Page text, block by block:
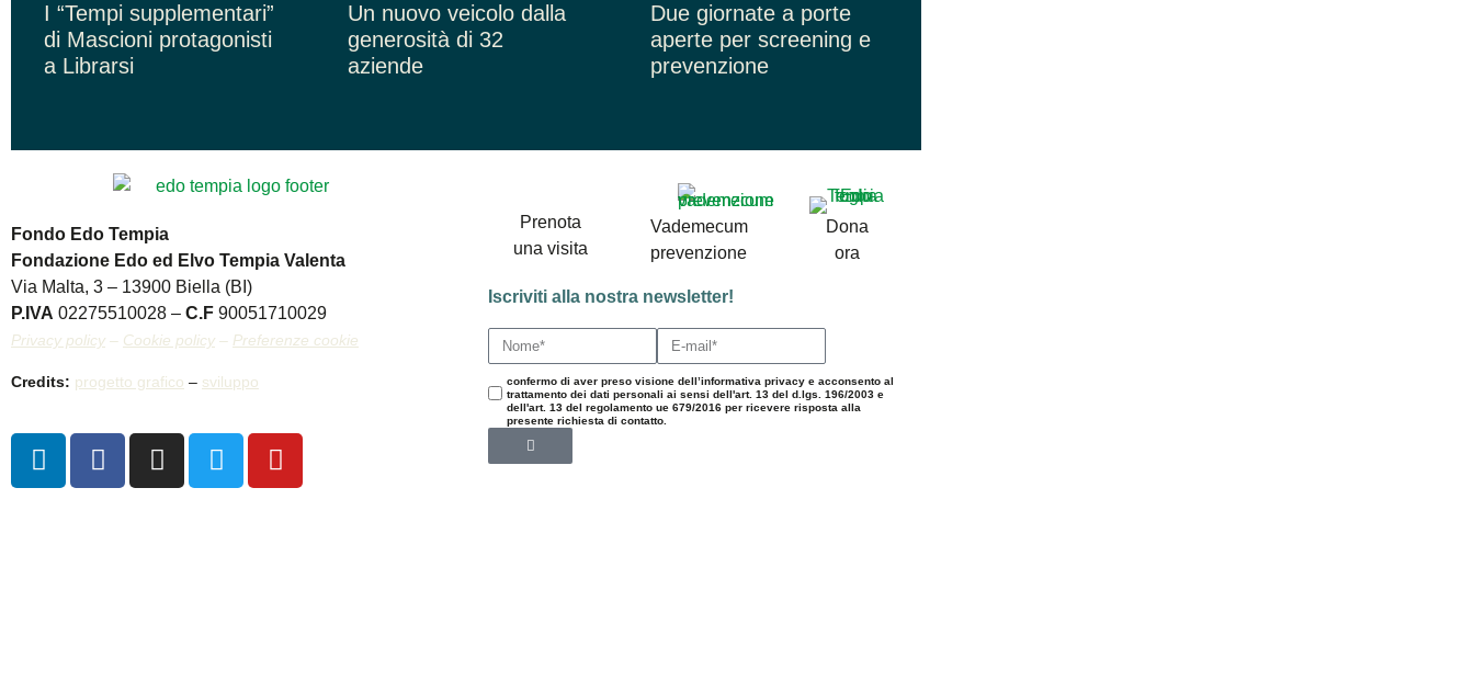
I “Tempi supplementari”
di Mascioni protagonisti
a Librarsi
Un nuovo veicolo dalla
generosità di 32
aziende
Due giornate a porte
aperte per screening e
prevenzione
Fondo Edo Tempia
Fondazione Edo ed Elvo Tempia Valenta
Via Malta, 3 – 13900 Biella (BI)
P.IVA 02275510028 – C.F 90051710029
Privacy policy – Cookie policy – Preferenze cookie
Credits: progetto grafico – sviluppo
Prenota
una visita
Vademecum
prevenzione
Dona
ora
Iscriviti alla nostra newsletter!
confermo di aver preso visione dell’informativa privacy e acconsento al
trattamento dei dati personali ai sensi dell'art. 13 del d.lgs. 196/2003 e
dell'art. 13 del regolamento ue 679/2016 per ricevere risposta alla
presente richiesta di contatto.